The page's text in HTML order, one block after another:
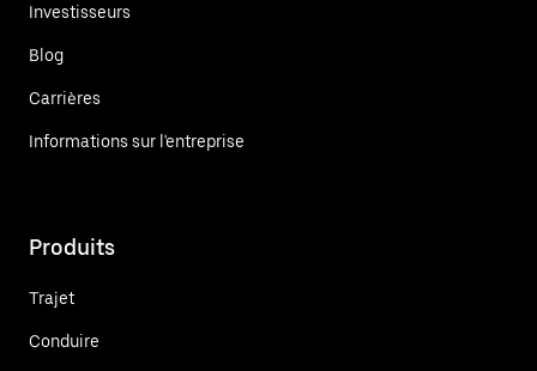
Investisseurs
Blog
Carrières
Informations sur l'entreprise
Produits
Trajet
Conduire